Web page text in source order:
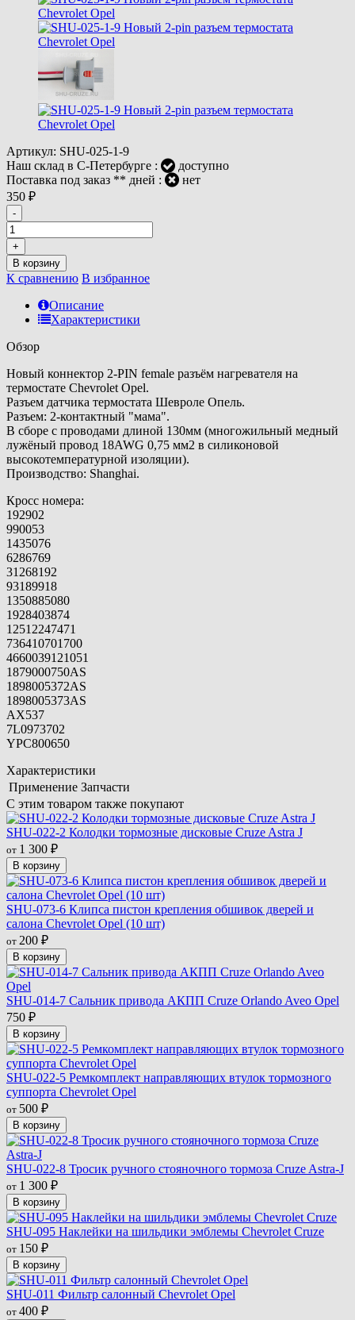
Артикул: SHU-025-1-9
Наш склад в С-Петербурге :
доступно
Поставка под заказ ** дней :
нет
350 ₽
-
+
В корзину
К сравнению В избранное
Описание
Характеристики
Обзор
Новый коннектор 2-PIN female разъём нагревателя на
термостате Chevrolet Opel.
Разъем датчика термостата Шевроле Опель.
Разъем: 2-контактный "мама".
В сборе с проводами длиной 130мм (многожильный медный
лужёный провод 18AWG 0,75 мм2 в силиконовой
высокотемпературной изоляции).
Производство: Shanghai.
Кросс номера:
192902
990053
1435076
6286769
31268192
93189918
1350885080
1928403874
12512247471
736410701700
4660039121051
1879000750AS
1898005372AS
1898005373AS
AX537
7L0973702
YPC800650
Характеристики
Применение Запчасти
С этим товаром также покупают
SHU-022-2 Колодки тормозные дисковые Cruze Astra J
от 1 300 ₽
В корзину
SHU-073-6 Клипса пистон крепления обшивок дверей и
салона Chevrolet Opel (10 шт)
от 200 ₽
В корзину
SHU-014-7 Сальник привода АКПП Cruze Orlando Aveo Opel
750 ₽
В корзину
SHU-022-5 Ремкомплект направляющих втулок тормозного
суппорта Chevrolet Opel
от 500 ₽
В корзину
SHU-022-8 Тросик ручного стояночного тормоза Cruze Astra-J
от 1 300 ₽
В корзину
SHU-095 Наклейки на шильдики эмблемы Chevrolet Cruze
от 150 ₽
В корзину
SHU-011 Фильтр салонный Chevrolet Opel
от 400 ₽